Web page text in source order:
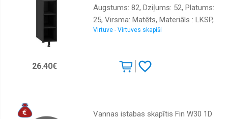
Augstums: 82, Dziļums: 52, Platums:
25, Virsma: Matēts, Materiāls : LKSP,
Krāsa: melns
Virtuve - Virtuves skapiši
26.40€
Vannas istabas skapītis Fin W30 1D